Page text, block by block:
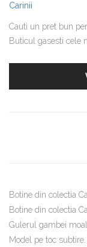
Carinii
Cauti un pret bun
Buticul gasesti cele
Botine din colectia
Botine din colectia
Gulerul gambei
Model pe toc